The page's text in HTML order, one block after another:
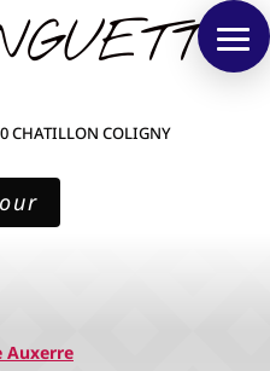
CHATILLON COLIGNY
Auxerre